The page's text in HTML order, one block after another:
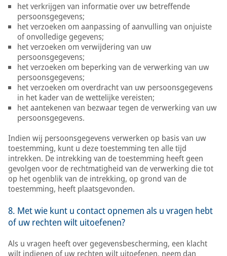
het verkrijgen van informatie over uw betreffende
persoonsgegevens;
het verzoeken om aanpassing of aanvulling van onjuiste
of onvolledige gegevens;
het verzoeken om verwijdering van uw
persoonsgegevens;
het verzoeken om beperking van de verwerking van uw
persoonsgegevens;
het verzoeken om overdracht van uw persoonsgegevens
in het kader van de wettelijke vereisten;
het aantekenen van bezwaar tegen de verwerking van uw
persoonsgegevens.
Indien wij persoonsgegevens verwerken op basis van uw
toestemming, kunt u deze toestemming ten alle tijd
intrekken. De intrekking van de toestemming heeft geen
gevolgen voor de rechtmatigheid van de verwerking die tot
op het ogenblik van de intrekking, op grond van de
toestemming, heeft plaatsgevonden.
8. Met wie kunt u contact opnemen als u vragen hebt
of uw rechten wilt uitoefenen?
Als u vragen heeft over gegevensbescherming, een klacht
wilt indienen of uw rechten wilt uitoefenen, neem dan